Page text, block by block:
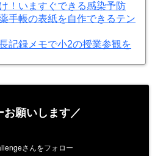
！いますぐできる感染予防
手帳の表紙を自作できるテン
記録メモで小2の授業参観を
お願いします／